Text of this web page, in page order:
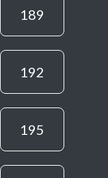
189
192
195